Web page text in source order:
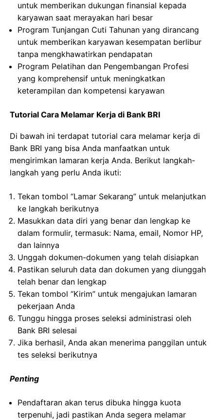
untuk memberikan dukungan finansial kepada
karyawan saat merayakan hari besar
Program Tunjangan Cuti Tahunan yang dirancang
untuk memberikan karyawan kesempatan berlibur
tanpa mengkhawatirkan pendapatan
Program Pelatihan dan Pengembangan Profesi
yang komprehensif untuk meningkatkan
keterampilan dan kompetensi karyawan
Tutorial Cara Melamar Kerja di Bank BRI
Di bawah ini terdapat tutorial cara melamar kerja di
Bank BRI yang bisa Anda manfaatkan untuk
mengirimkan lamaran kerja Anda. Berikut langkah-
langkah yang perlu Anda ikuti:
Tekan tombol “Lamar Sekarang” untuk melanjutkan
ke langkah berikutnya
Masukkan data diri yang benar dan lengkap ke
dalam formulir, termasuk: Nama, email, Nomor HP,
dan lainnya
Unggah dokumen-dokumen yang telah disiapkan
Pastikan seluruh data dan dokumen yang diunggah
telah benar dan lengkap
Tekan tombol “Kirim” untuk mengajukan lamaran
pekerjaan Anda
Tunggu hingga proses seleksi administrasi oleh
Bank BRI selesai
Jika berhasil, Anda akan menerima panggilan untuk
tes seleksi berikutnya
Penting
Pendaftaran akan terus dibuka hingga kuota
terpenuhi, jadi pastikan Anda segera melamar